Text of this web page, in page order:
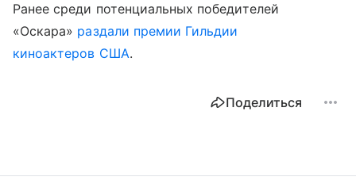
Ранее среди потенциальных победителей
«Оскара» раздали премии Гильдии
киноактеров США.
Поделиться